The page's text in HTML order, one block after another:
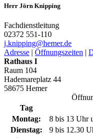
Herr Jörn Knipping
Fachdienstleitung
02372 551-110
j.knipping@­hemer.de
Adresse | Öffnungszeiten |
Rathaus I
Raum 104
Hademareplatz 44
58675 Hemer
Tag
Montag:
8 bis 13 Uhr
Dienstag:
9 bis 12.30